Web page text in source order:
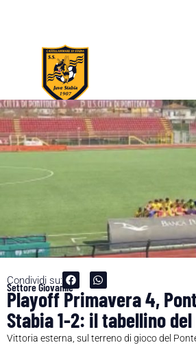
Condividi su:
Settore Giovanile
Playoff Primavera 4,
Stabia 1-2: il tabellino
Vittoria esterna, sul terreno di gioco del